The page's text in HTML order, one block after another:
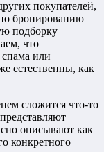
покупателей,
бронированию
подборку
что
или
естественны, как
сложится что-то
описывают как
конкретного